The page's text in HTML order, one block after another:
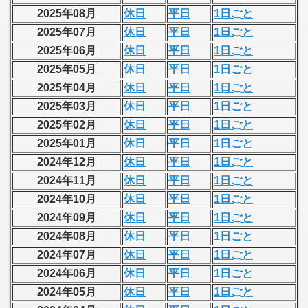
2025年08月
休日 平日
1日ごと
2025年07月
休日 平日
1日ごと
2025年06月
休日 平日
1日ごと
2025年05月
休日 平日
1日ごと
2025年04月
休日 平日
1日ごと
2025年03月
休日 平日
1日ごと
2025年02月
休日 平日
1日ごと
2025年01月
休日 平日
1日ごと
2024年12月
休日 平日
1日ごと
2024年11月
休日 平日
1日ごと
2024年10月
休日 平日
1日ごと
2024年09月
休日 平日
1日ごと
2024年08月
休日 平日
1日ごと
2024年07月
休日 平日
1日ごと
2024年06月
休日 平日
1日ごと
2024年05月
休日 平日
1日ごと